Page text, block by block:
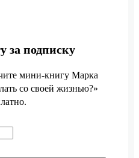
за подписку
мини-книгу Марка
со своей жизнью?»